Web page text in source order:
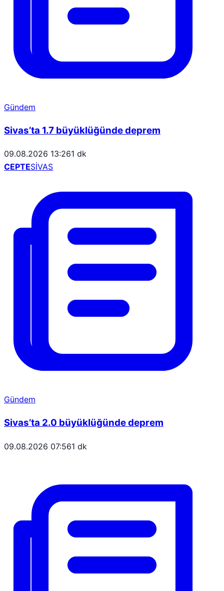
Gündem
Sivas’ta 1.7 büyüklüğünde deprem
09.08.2026 13:261 dk
CEPTESİVAS
Gündem
Sivas’ta 2.0 büyüklüğünde deprem
09.08.2026 07:561 dk